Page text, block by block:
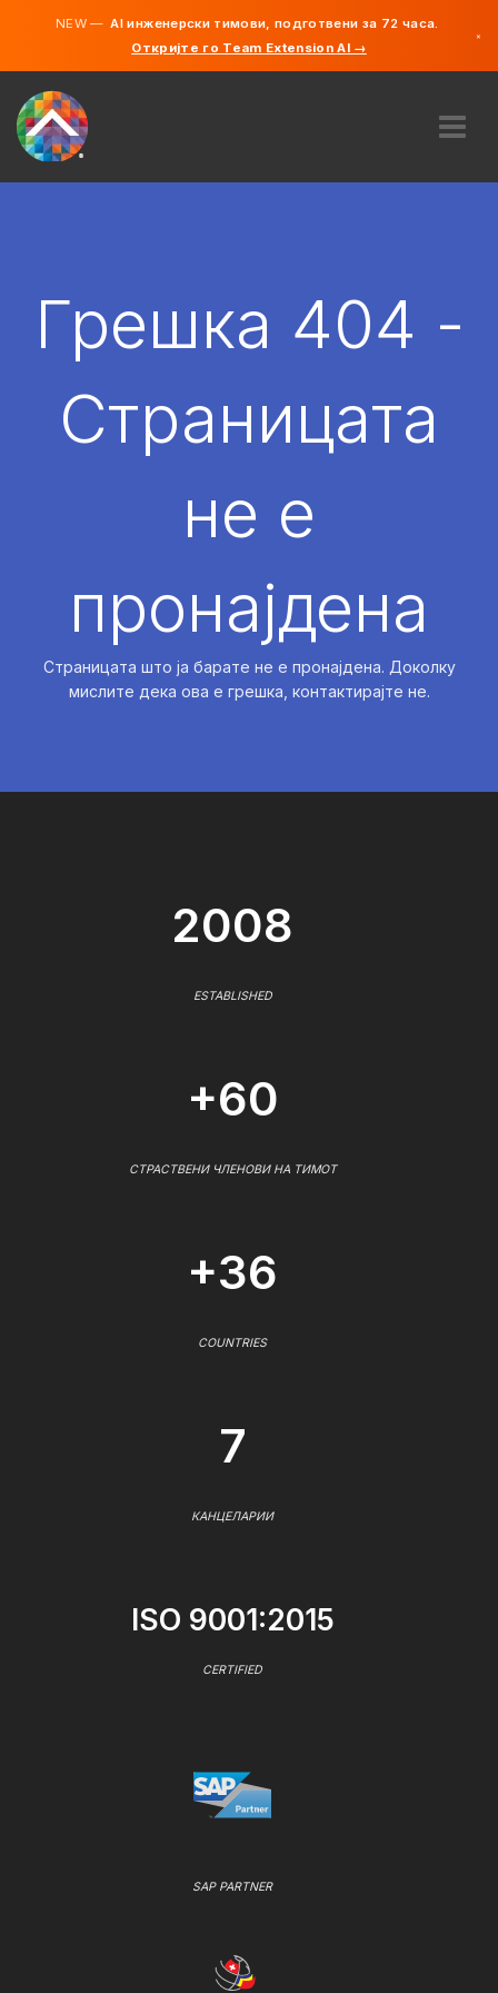
NEW —AI инженерски тимови, подготвени за 72 часа.
Откријте го Team Extension AI →
×
АНГАЖИРАЈ
Грешка 404 -
Страницата
не е
пронајдена
Страницата што ја барате не е пронајдена. Доколку
мислите дека ова е грешка, контактирајте не.
2008
ESTABLISHED
+60
СТРАСТВЕНИ ЧЛЕНОВИ НА ТИМОТ
+36
COUNTRIES
7
КАНЦЕЛАРИИ
ISO 9001:2015
CERTIFIED
SAP PARTNER